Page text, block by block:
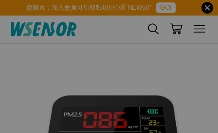
慶開幕，加入會員可領取$50折扣碼"NEW50" GO!